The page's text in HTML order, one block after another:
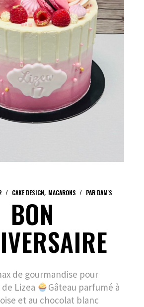
CAKE DESIGN MACARONS PAR DAM'S
BON
de gourmandise pour
Lizea
Gâteau parfumé à
et au chocolat blanc